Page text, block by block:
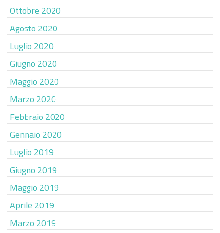
Ottobre 2020
Agosto 2020
Luglio 2020
Giugno 2020
Maggio 2020
Marzo 2020
Febbraio 2020
Gennaio 2020
Luglio 2019
Giugno 2019
Maggio 2019
Aprile 2019
Marzo 2019